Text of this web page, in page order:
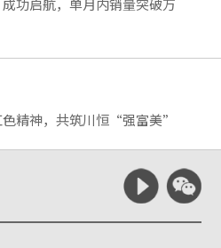
功启航，单月内销量突破万
精神，共筑川恒“强富美”